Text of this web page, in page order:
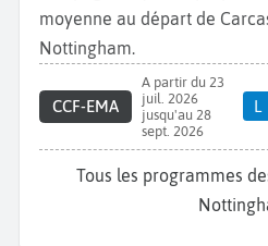
moyenne au départ de
Nottingham.
CCF-EMA
A partir du 23
juil. 2026
jusqu'au 28
sept. 2026
L
Tous les programmes des vols Ryanair vers